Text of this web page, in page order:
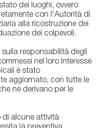
dei luoghi, ovvero
con l'Autorità di
alla ricostruzione dei
dei colpevoli.
sulla responsabilità degli
nel loro interesse
è stato
aggiornato, con tutte le
ne derivano per le
di alcune attività